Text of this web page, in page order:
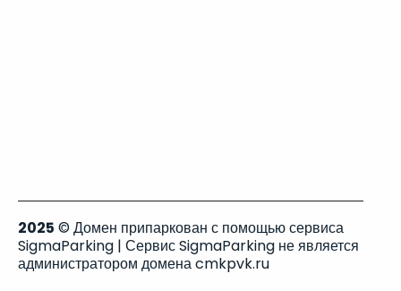
2025 © Домен припаркован с помощью сервиса
SigmaParking | Сервис SigmaParking не является
администратором домена cmkpvk.ru